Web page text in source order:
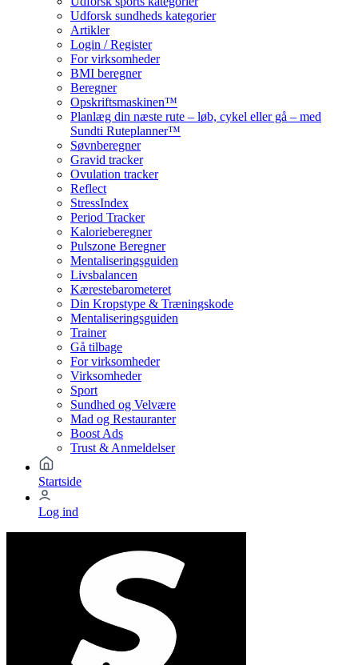
Udforsk sundheds kategorier
Artikler
Login / Register
For virksomheder
BMI beregner
Beregner
Opskriftsmaskinen™
Planlæg din næste rute – løb, cykel eller gå – med
Sundti Ruteplanner™
Søvnberegner
Gravid tracker
Ovulation tracker
Reflect
StressIndex
Period Tracker
Kalorieberegner
Pulszone Beregner
Mentaliseringsguiden
Livsbalancen
Kærestebarometeret
Din Kropstype & Træningskode
Mentaliseringsguiden
Trainer
Gå tilbage
For virksomheder
Virksomheder
Sport
Sundhed og Velvære
Mad og Restauranter
Boost Ads
Trust & Anmeldelser
Startside
Log ind